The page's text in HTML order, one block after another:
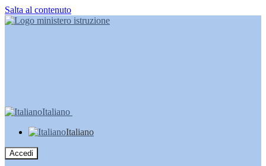
Salta al contenuto
Italiano
Italiano
Accedi